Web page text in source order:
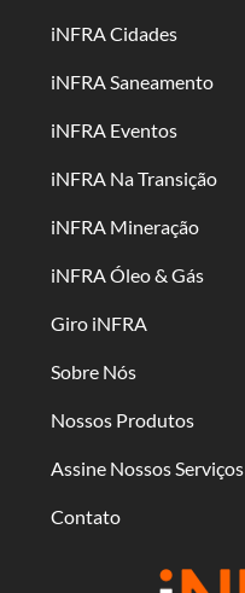
iNFRA Cidades
iNFRA Saneamento
iNFRA Eventos
iNFRA Na Transição
iNFRA Mineração
iNFRA Óleo & Gás
Giro iNFRA
Sobre Nós
Nossos Produtos
Assine Nossos Serviços
Contato